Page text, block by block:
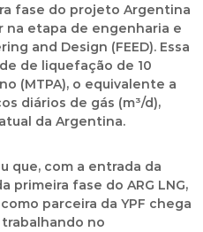
fase do projeto Argentina
na etapa de engenharia e
and Design (FEED). Essa
de liquefação de 10
(MTPA), o equivalente a
diários de gás (m³/d),
da Argentina.
que, com a entrada da
primeira fase do ARG LNG,
parceira da YPF chega
trabalhando no